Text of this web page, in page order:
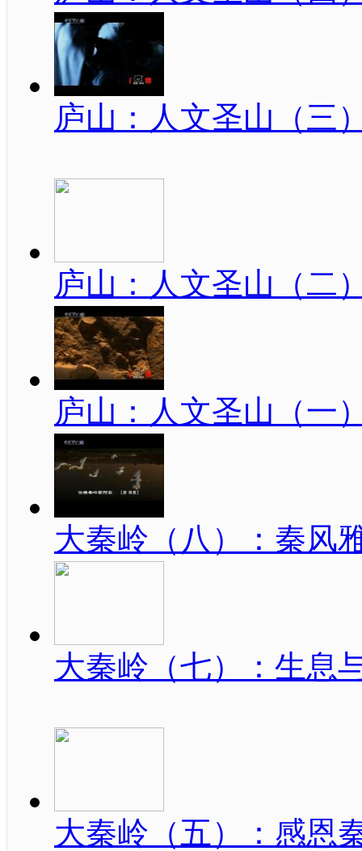
庐山：人文圣山（三
庐山：人文圣山（二
庐山：人文圣山（一
大秦岭（八）：秦风
大秦岭（七）：生息
大秦岭（五）：感恩